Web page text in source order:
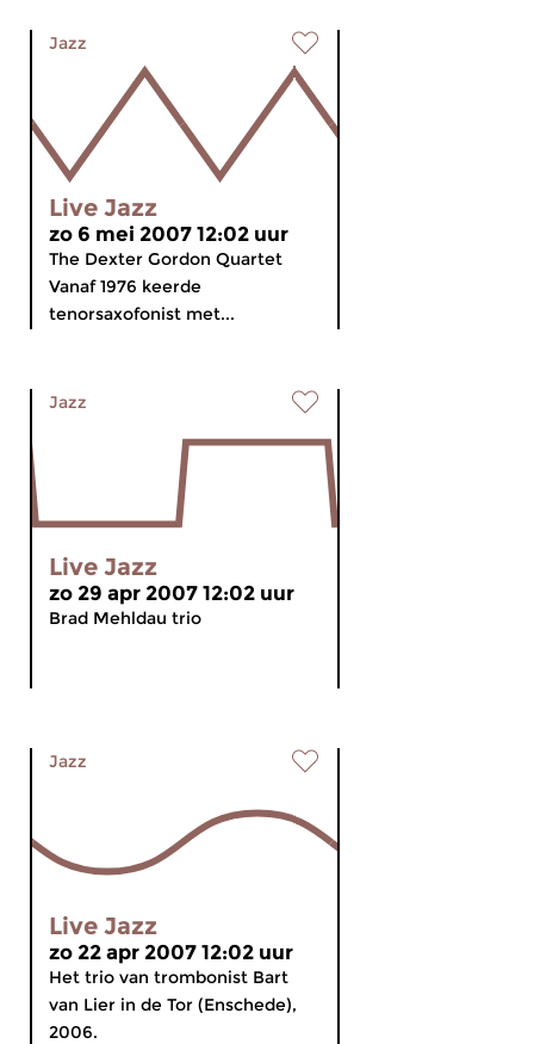
Jazz
Live Jazz
zo 6 mei 2007 12:02 uur
The Dexter Gordon Quartet
Vanaf 1976 keerde
tenorsaxofonist met...
Jazz
Live Jazz
zo 29 apr 2007 12:02 uur
Brad Mehldau trio
Jazz
Live Jazz
zo 22 apr 2007 12:02 uur
Het trio van trombonist Bart
van Lier in de Tor (Enschede),
2006.